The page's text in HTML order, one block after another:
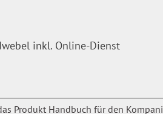
inkl. Online-Dienst